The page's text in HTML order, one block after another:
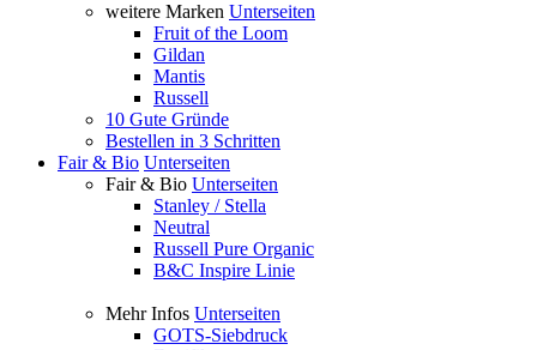
weitere Marken Unterseiten
Fruit of the Loom
Gildan
Mantis
Russell
10 Gute Gründe
Bestellen in 3 Schritten
Fair & Bio Unterseiten
Fair & Bio Unterseiten
Stanley / Stella
Neutral
Russell Pure Organic
B&C Inspire Linie
Mehr Infos Unterseiten
GOTS-Siebdruck